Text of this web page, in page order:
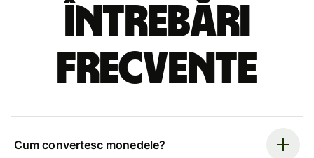
Întrebări
frecvente
Cum convertesc monedele?